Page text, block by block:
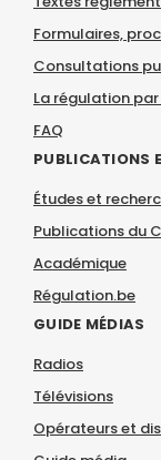
Formulaires,
Consultations
La régulation
FAQ
PUBLICATIONS
Études et
Publications du
Académique
Régulation.be
GUIDE MÉDIAS
Radios
Télévisions
Opérateurs et